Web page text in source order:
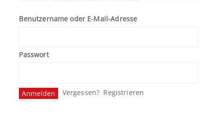
n
Benutzername oder E-Mail-Adresse
Passwort
Vergessen? Registrieren